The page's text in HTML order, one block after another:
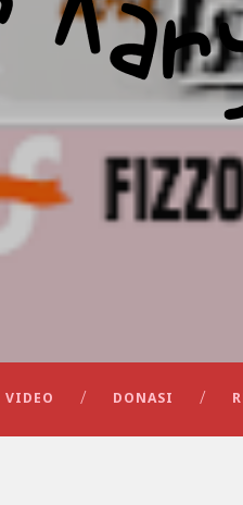
VIDEO DONASI